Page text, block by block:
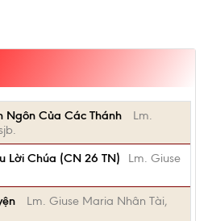
Ngôn Của Các Thánh
Lm.
Lời Chúa (CN 26 TN)
Lm. Giuse
Lm. Giuse Maria Nhân Tài,